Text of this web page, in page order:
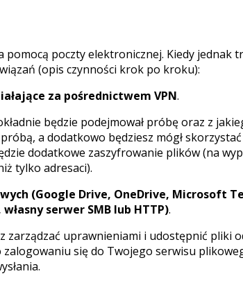
pomocą poczty elektronicznej. Kiedy jednak
(opis czynności krok po kroku):
za pośrednictwem VPN.
będzie podejmował próbę oraz z
a dodatkowo będziesz mógł skorzystać
dodatkowe zaszyfrowanie plików (na
tylko adresaci).
(Google Drive, OneDrive, Microsoft
serwer SMB lub HTTP).
zarządzać uprawnieniami i udostępnić pliki
się do Twojego serwisu